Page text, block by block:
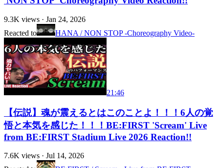
9.3K views · Jan 24, 2026
Reacted to
HANA / NON STOP -Choreography Video-
21:46
【伝説】魂が震えるとはこのことよ！！！6人の覚
悟と本気を感じた！！！BE:FIRST 'Scream' Live
from BE:FIRST Stadium Live 2026 Reaction!!
7.6K views · Jul 14, 2026